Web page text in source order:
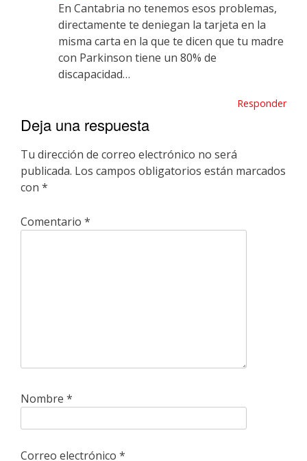
En Cantabria no tenemos esos problemas,
directamente te deniegan la tarjeta en la
misma carta en la que te dicen que tu madre
con Parkinson tiene un 80% de
discapacidad…
Responder
Deja una respuesta
Tu dirección de correo electrónico no será
publicada. Los campos obligatorios están marcados
con *
Comentario *
Nombre *
Correo electrónico *